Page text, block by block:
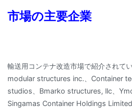
市場の主要企業
輸送用コンテナ改造市場で紹介されて
modular structures inc.、Container
studios、Bmarko structures, llc、
Singamas Container Holdings